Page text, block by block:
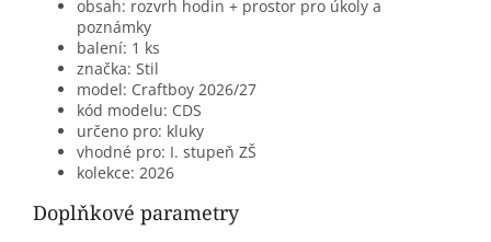
obsah: rozvrh hodin + prostor pro úkoly a
poznámky
balení: 1 ks
značka: Stil
model: Craftboy 2026/27
kód modelu: CDS
určeno pro: kluky
vhodné pro: I. stupeň ZŠ
kolekce: 2026
Doplňkové parametry